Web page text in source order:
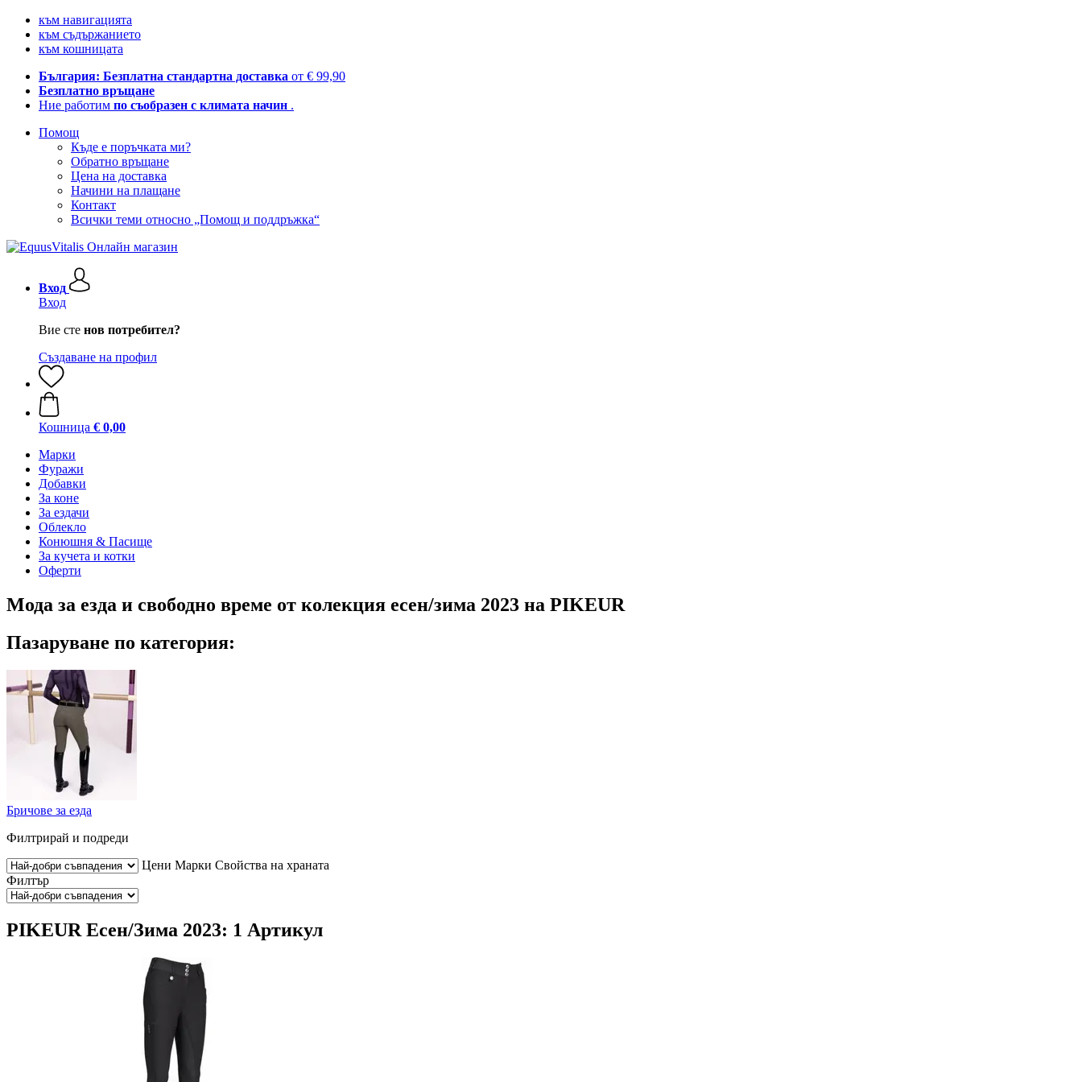
към навигацията
към съдържанието
към кошницата
България: Безплатна стандартна доставка от € 99,90
Безплатно връщане
Ние работим по съобразен с климата начин .
Помощ
Къде е поръчката ми?
Обратно връщане
Цена на доставка
Начини на плащане
Контакт
Всички теми относно „Помощ и поддръжка“
Вход
Вход
Вие сте нов потребител?
Създаване на профил
Кошница € 0,00
Марки
Фуражи
Добавки
За коне
За ездачи
Облекло
Конюшня & Пасище
За кучета и котки
Оферти
Мода за езда и свободно време от колекция есен/зима 2023 на PIKEUR
Пазаруване по категория:
Бричове за езда
Филтрирай и подреди
Цени Марки Свойства на храната
Филтър
PIKEUR Есен/Зима 2023: 1 Артикул